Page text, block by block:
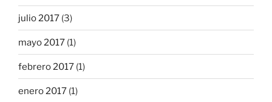
julio 2017 (3)
mayo 2017 (1)
febrero 2017 (1)
enero 2017 (1)